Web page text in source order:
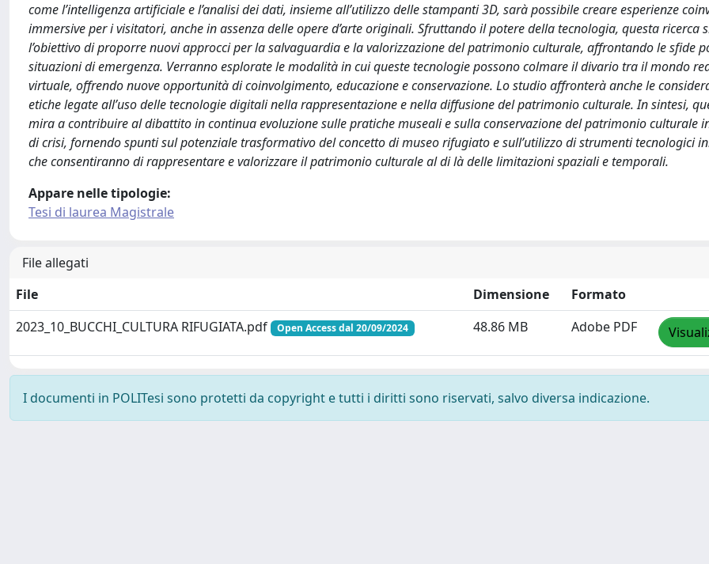
come l’intelligenza artificiale e l’analisi dei dati, insieme all’utilizzo delle stampanti 3D, sarà possibile creare esperienze
immersive per i visitatori, anche in assenza delle opere d’arte originali. Sfruttando il potere della tecnologia, questa ricerca
l’obiettivo di proporre nuovi approcci per la salvaguardia e la valorizzazione del patrimonio culturale, affrontando le sfide
situazioni di emergenza. Verranno esplorate le modalità in cui queste tecnologie possono colmare il divario tra il mondo
virtuale, offrendo nuove opportunità di coinvolgimento, educazione e conservazione. Lo studio affronterà anche le
etiche legate all’uso delle tecnologie digitali nella rappresentazione e nella diffusione del patrimonio culturale. In sintesi,
mira a contribuire al dibattito in continua evoluzione sulle pratiche museali e sulla conservazione del patrimonio culturale
di crisi, fornendo spunti sul potenziale trasformativo del concetto di museo rifugiato e sull’utilizzo di strumenti tecnologici
che consentiranno di rappresentare e valorizzare il patrimonio culturale al di là delle limitazioni spaziali e temporali.
Appare nelle tipologie:
Tesi di laurea Magistrale
File allegati
File
Dimensione
Formato
2023_10_BUCCHI_CULTURA RIFUGIATA.pdf
Open Access dal 20/09/2024 48.86 MB Adobe PDF
I documenti in POLITesi sono protetti da copyright e tutti i diritti sono riservati, salvo diversa indicazione.